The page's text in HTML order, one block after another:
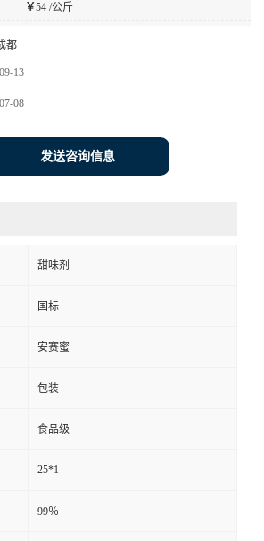
￥54 /公斤
都
13
08
发送咨询信息
甜味剂
国标
安赛蜜
包装
食品级
25*1
99％